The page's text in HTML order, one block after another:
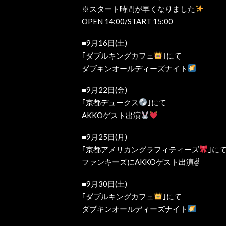
※スタート時間が早くなりました
OPEN 14:00/START 15:00
■9月16日(土)
｢ダブルキングカフェ
｣にて
ダブキンオールディーズナイト
■9月22日(金)
｢京都デュークス
｣にて
AKKOゲスト出演
■9月25日(月)
｢京都アメリカングラフィティーズ
｣に
ファンキーズにAKKOゲスト出演✌️
■9月30日(土)
｢ダブルキングカフェ
｣にて
ダブキンオールディーズナイト